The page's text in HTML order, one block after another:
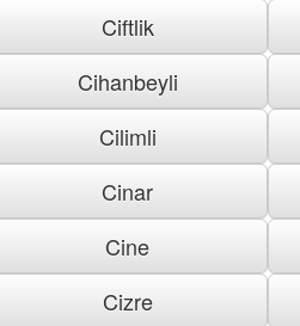
Ciftlik
Cihanbeyli
Cilimli
Cinar
Cine
Cizre